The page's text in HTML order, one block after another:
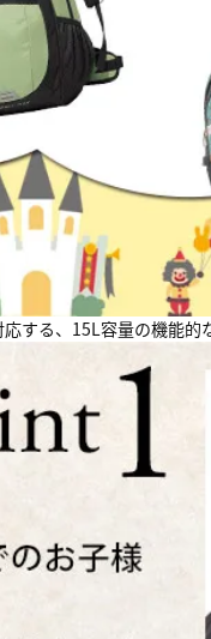
する、15L容量の機能的